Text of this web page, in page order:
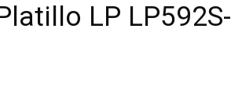
LP LP592S-